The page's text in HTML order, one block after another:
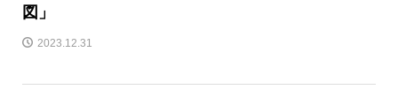
図」
2023.12.31